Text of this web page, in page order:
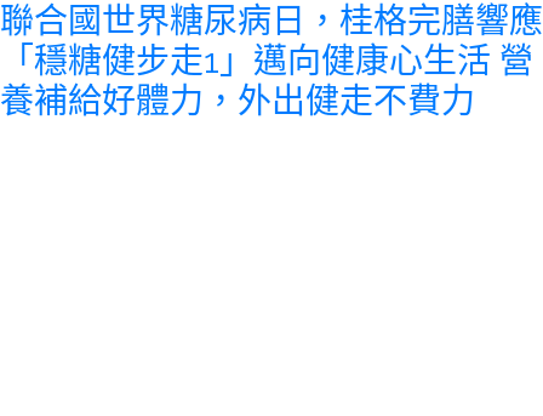
聯合國世界糖尿病日，桂格完膳響應
「穩糖健步走1」邁向健康心生活 營
養補給好體力，外出健走不費力